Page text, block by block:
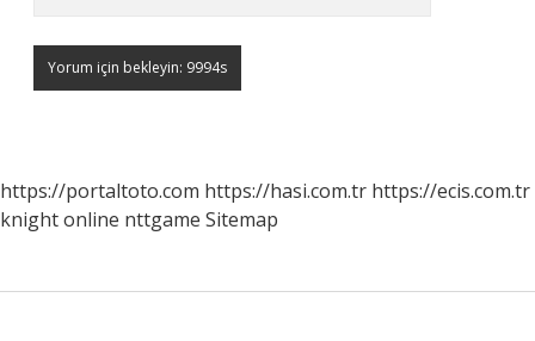
https://portaltoto.com https://hasi.com.tr https://ecis.com.tr
knight online nttgame Sitemap